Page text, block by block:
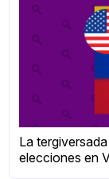
La
elecciones en